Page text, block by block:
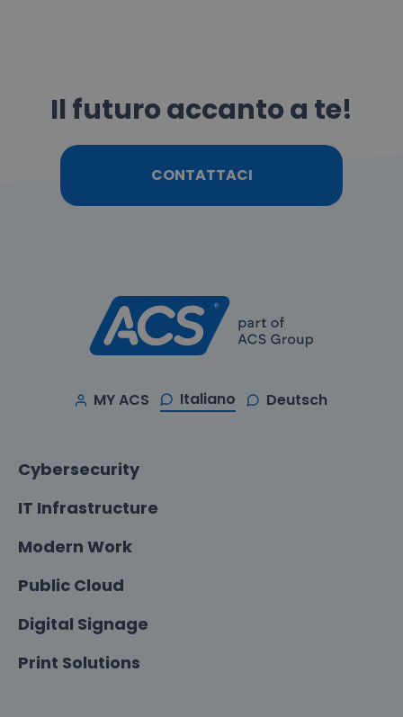
Il futuro accanto a te!
CONTATTACI
MY ACS Italiano Deutsch
Cybersecurity
IT Infrastructure
Modern Work
Public Cloud
Digital Signage
Print Solutions